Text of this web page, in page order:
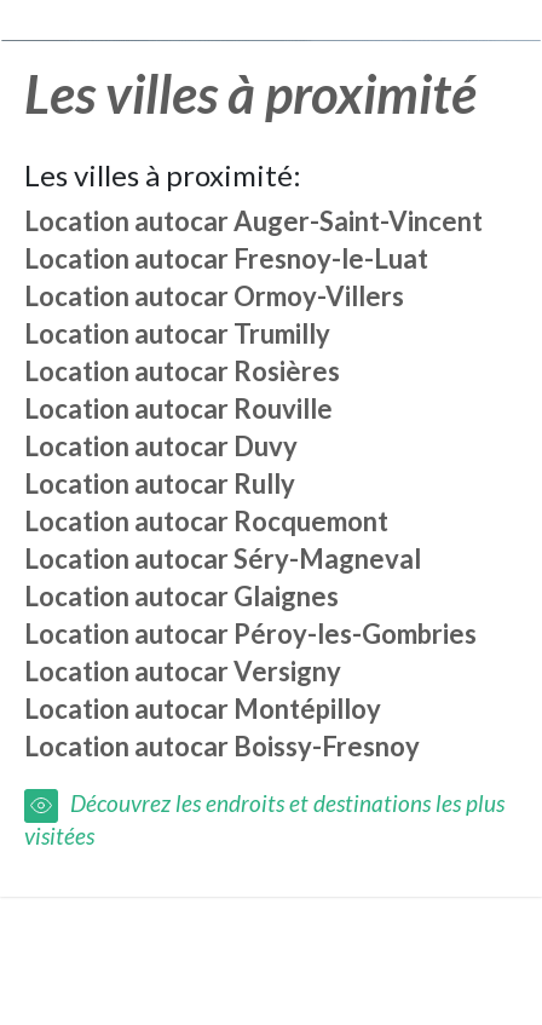
Les villes à proximité
Les villes à proximité:
Location autocarAuger-Saint-Vincent
Location autocar Fresnoy-le-Luat
Location autocarOrmoy-Villers
Location autocarTrumilly
Location autocar Rosières
Location autocar Rouville
Location autocar Duvy
Location autocar Rully
Location autocar Rocquemont
Location autocarSéry-Magneval
Location autocarGlaignes
Location autocar Péroy-les-Gombries
Location autocarVersigny
Location autocar Montépilloy
Location autocar Boissy-Fresnoy
Découvrez les endroits et destinations les plus
visitées